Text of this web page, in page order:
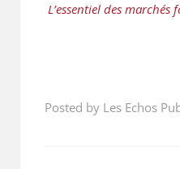
L’essentiel des
Posted by Les Echos